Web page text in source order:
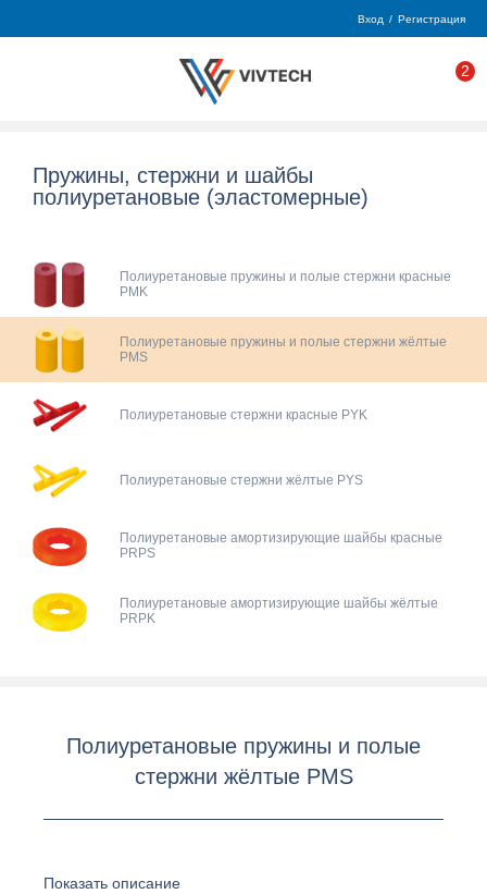
Вход / Регистрация
2
Пружины, стержни и шайбы
полиуретановые (эластомерные)
Полиуретановые пружины и полые стержни красные
PMK
Полиуретановые пружины и полые стержни жёлтые
PMS
Полиуретановые стержни красные PYK
Полиуретановые стержни жёлтые PYS
Полиуретановые амортизирующие шайбы красные
PRPS
Полиуретановые амортизирующие шайбы жёлтые
PRPK
Полиуретановые пружины и полые
стержни жёлтые PMS
Показать описание